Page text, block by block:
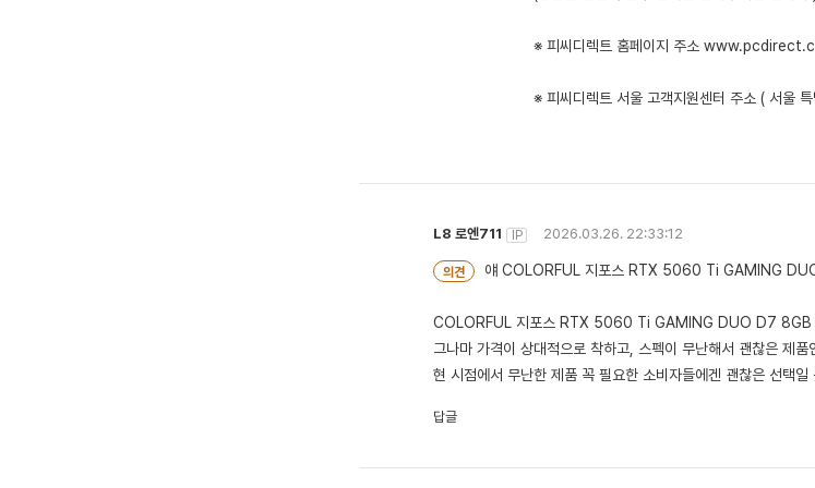
※ 피씨디렉트 홈페이지 주소
※ 피씨디렉트 서울 고객지원센터 주소 ( 서울
L8 로엔711 IP 2026.03.26. 22:33:12
의견 얘 COLORFUL 지포스 RTX 5060 Ti GAMING
COLORFUL 지포스 RTX 5060 Ti GAMING DUO D7 8GB
그나마 가격이 상대적으로 착하고, 스펙이 무난해서 괜찮은 제품
현 시점에서 무난한 제품 꼭 필요한 소비자들에겐 괜찮은 선택일
답글